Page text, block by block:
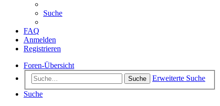
Suche
FAQ
Anmelden
Registrieren
Foren-Übersicht
Suche
Erweiterte Suche
Suche